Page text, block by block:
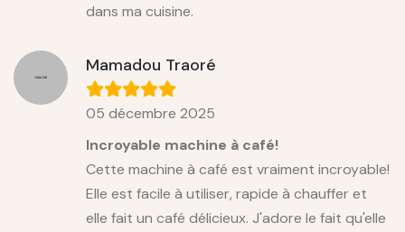
dans ma cuisine.
Mamadou Traoré
05 décembre 2025
Incroyable machine à café!
Cette machine à café est vraiment incroyable!
Elle est facile à utiliser, rapide à chauffer et
elle fait un café délicieux. J'adore le fait qu'elle